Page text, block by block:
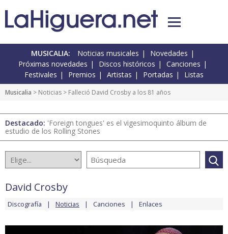
MUSICALIA: Noticias musicales
Novedades
Próximas novedades
Discos históricos
Canciones
Festivales
Premios Artistas Portadas Listas
Musicalia > Noticias > Falleció David Crosby a los 81 años
Destacado: 'Foreign tongues' es el vigesimoquinto álbum de
estudio de los Rolling Stones
David Crosby
Discografía Noticias Canciones Enlaces